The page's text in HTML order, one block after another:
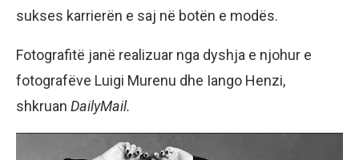
sukses karrierën e saj në botën e modës.
Fotografitë janë realizuar nga dyshja e njohur e
fotografëve Luigi Murenu dhe Iango Henzi,
shkruan DailyMail.